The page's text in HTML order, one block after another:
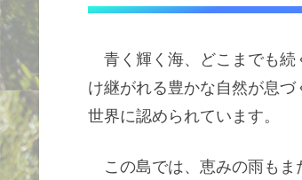
青く輝く海、どこまでも続
け継がれる豊かな自然が息
世界に認められています。
この島では、恵みの雨もま